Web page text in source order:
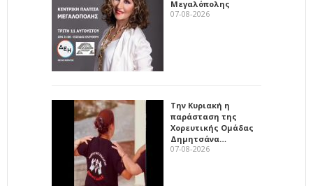
Μεγαλόπολης
07-08-2026
Την Κυριακή η
παράσταση της
Χορευτικής Ομάδας
Δημητσάνα…
07-08-2026